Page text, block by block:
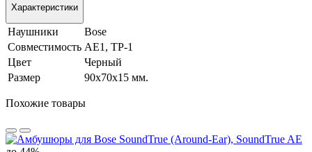
Характеристики
Наушники
Bose
Совместимость AE1, TP-1
Цвет
Черный
Размер
90х70х15 мм.
Похожие товары